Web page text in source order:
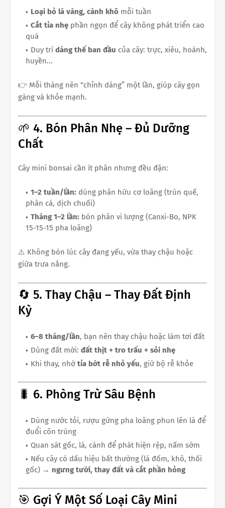
Loại bỏ lá vàng, cành khô mỗi tuần
Cắt tỉa nhẹ phần ngọn để cây không phát triển cao
quá
Duy trì dáng thế ban đầu của cây: trực, xiêu, hoành,
huyền...
👉 Mỗi tháng nên “chỉnh dáng” một lần, giúp cây gọn
gàng và khỏe mạnh.
🌱 4. Bón Phân Nhẹ – Đủ Dưỡng
Chất
Cây mini bonsai cần ít phân nhưng đều đặn:
1–2 tuần/lần: dùng phân hữu cơ loãng (trùn quế,
phân cá, dịch chuối)
Tháng 1–2 lần: bón phân vi lượng (Canxi-Bo, NPK
15-15-15 pha loãng)
⚠️ Không bón lúc cây đang yếu, vừa thay chậu hoặc
giữa trưa nắng.
🔄 5. Thay Chậu – Thay Đất Định
Kỳ
6–8 tháng/lần, bạn nên thay chậu hoặc làm tơi đất
Dùng đất mới: đất thịt + tro trấu + sỏi nhẹ
Khi thay, nhớ tỉa bớt rễ nhỏ yếu, giữ bộ rễ khỏe
🐛 6. Phòng Trừ Sâu Bệnh
Dùng nước tỏi, rượu gừng pha loãng phun lên lá để
đuổi côn trùng
Quan sát gốc, lá, cành để phát hiện rệp, nấm sớm
Nếu cây có dấu hiệu bất thường (lá đốm, khô, thối
gốc) → ngưng tưới, thay đất và cắt phần hỏng
🎯 Gợi Ý Một Số Loại Cây Mini